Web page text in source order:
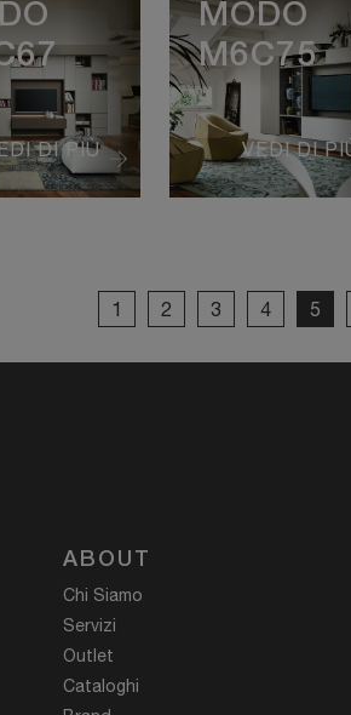
DI PIÙ VEDI DI
MODO
M6C75
1 2 3 4 5
ABOUT
Chi Siamo
Servizi
Outlet
Cataloghi